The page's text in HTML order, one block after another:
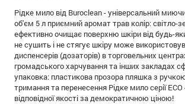
Рідке мило від Buroclean - універсальний
об'єм 5 л приємний аромат трав колір: світло-
ефективно очищає поверхню шкіри від будь-
не сушить і не стягує шкіру може
диспенсерів (дозаторів) в торговельних
громадського харчування та інших закладах
упаковка: пластикова прозора пляшка з
тримання та перенесення Рідке мило серії ЕСО
відповідної якості за демократичною ціною!